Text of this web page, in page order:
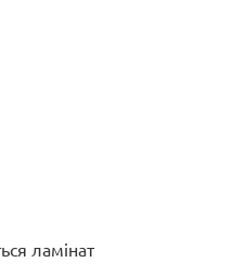
ламінат